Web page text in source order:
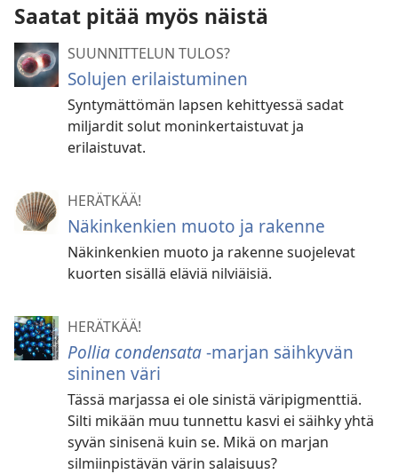
Saatat pitää myös näistä
SUUNNITTELUN TULOS?
Solujen erilaistuminen
Syntymättömän lapsen kehittyessä sadat
miljardit solut moninkertaistuvat ja
erilaistuvat.
HERÄTKÄÄ!
Näkinkenkien muoto ja rakenne
Näkinkenkien muoto ja rakenne suojelevat
kuorten sisällä eläviä nilviäisiä.
HERÄTKÄÄ!
Pollia condensata-⁠marjan säihkyvän
sininen väri
Tässä marjassa ei ole sinistä väripigmenttiä.
Silti mikään muu tunnettu kasvi ei säihky yhtä
syvän sinisenä kuin se. Mikä on marjan
silmiinpistävän värin salaisuus?